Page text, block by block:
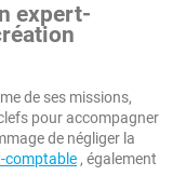
expert-
de ses missions,
pour accompagner
de négliger la
comptable , également